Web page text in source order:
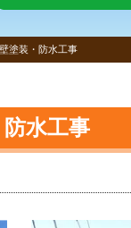
塗装・防水工事
水工事